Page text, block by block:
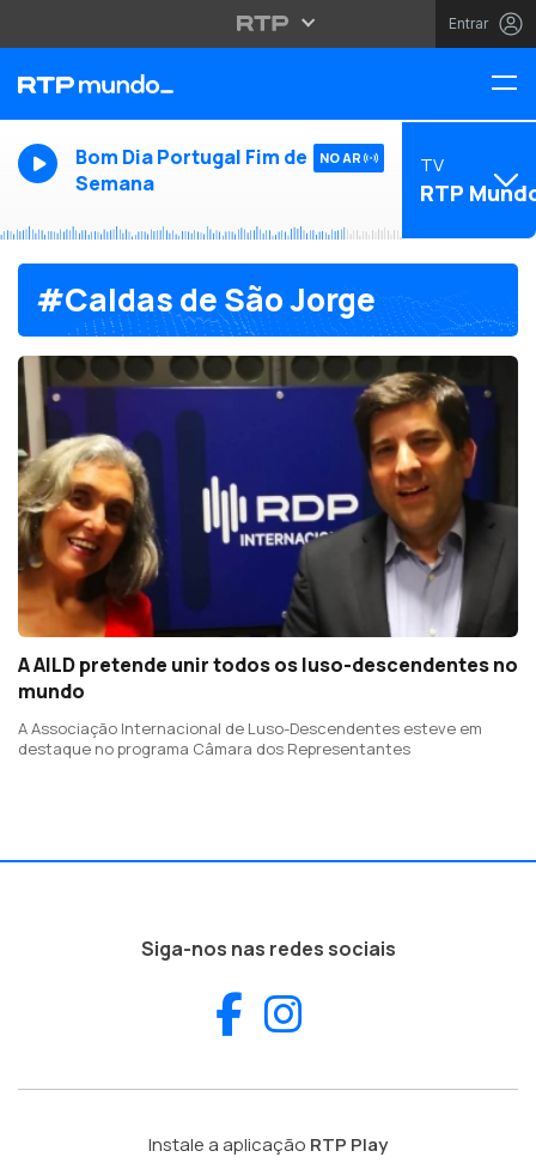
Entrar
Bom Dia Portugal Fim de
Semana
NO AR TV
RTP
#Caldas de São Jorge
A AILD pretende unir todos os luso-descendentes no
mundo
A Associação Internacional de Luso-Descendentes esteve em
destaque no programa Câmara dos Representantes
Siga-nos nas redes sociais
Facebook
Instale a aplicação RTP Play